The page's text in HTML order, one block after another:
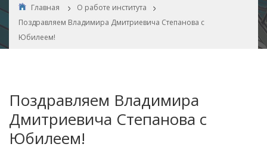
Главная
О работе института
Поздравляем Владимира Дмитриевича Степанова с
Юбилеем!
Поздравляем Владимира
Дмитриевича Степанова с
Юбилеем!